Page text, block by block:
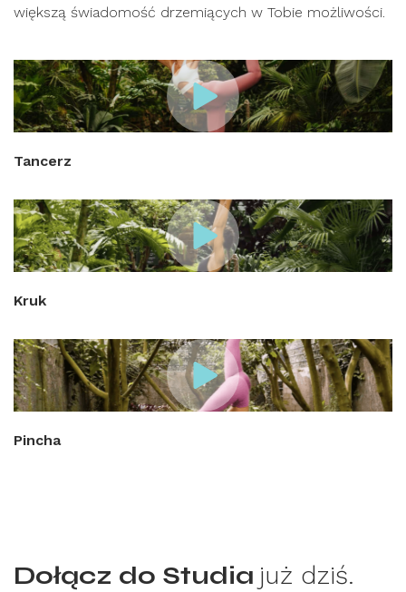
większą świadomość drzemiących w Tobie możliwości.
Tancerz
Kruk
Pincha
Dołącz do Studia już dziś.